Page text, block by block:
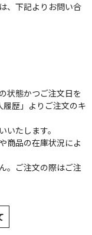
、下記よりお問い合
状態かつご注文日を
歴」よりご注文のキ
たします。
商品の在庫状況によ
。ご注文の際はご注